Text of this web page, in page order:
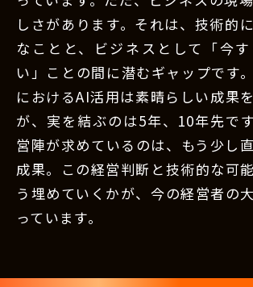
しさがあります。それは、技術的
なことと、ビジネスとして「今
い」ことの間に潜むギャップです
におけるAI活用は素晴らしい成果
が、実を結ぶのは5年、10年先で
営陣が求めているのは、もう少し
成果。この経営判断と技術的な可
う埋めていくかが、今の経営者の
っています。